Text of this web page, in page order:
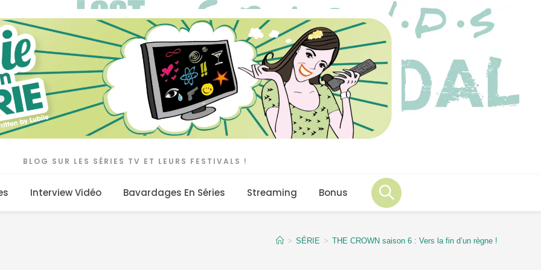
BLOG SUR LES SÉRIES TV ET LEURS FESTIVALS !
Interview Vidéo Bavardages En Séries Streaming Bonus
> SÉRIE > THE CROWN saison 6 : Vers la fin d’un règne !